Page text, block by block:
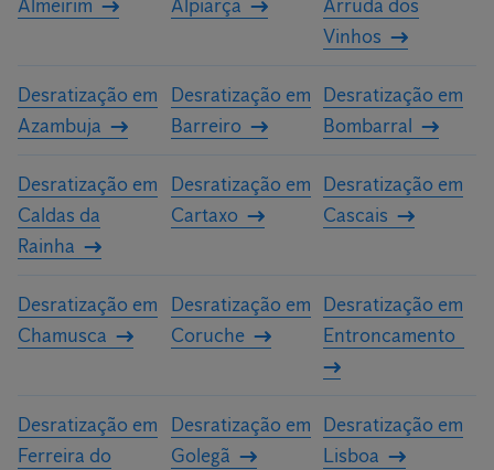
Almeirim
Alpiarça
Arruda dos
Vinhos
Desratização em
Azambuja
Desratização em
Barreiro
Desratização em
Bombarral
Desratização em
Caldas da
Rainha
Desratização em
Cartaxo
Desratização em
Cascais
Desratização em
Chamusca
Desratização em
Coruche
Desratização em
Entroncamento
Desratização em
Ferreira do
Desratização em
Golegã
Desratização em
Lisboa